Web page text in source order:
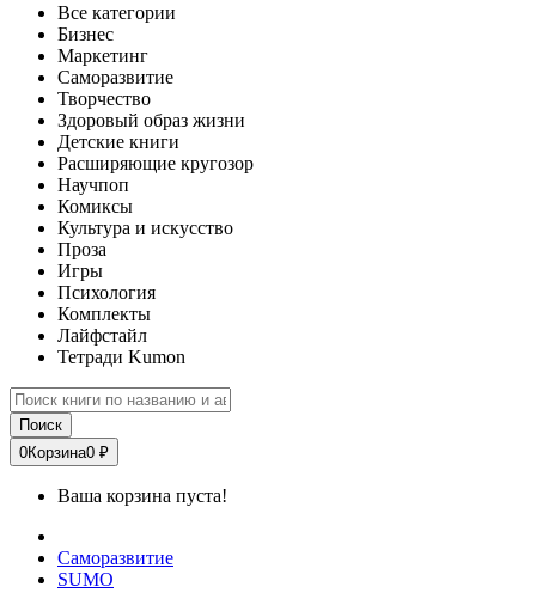
Все категории
Бизнес
Маркетинг
Саморазвитие
Творчество
Здоровый образ жизни
Детские книги
Расширяющие кругозор
Научпоп
Комиксы
Культура и искусство
Проза
Игры
Психология
Комплекты
Лайфстайл
Тетради Kumon
Поиск
0Корзина0 ₽
Ваша корзина пуста!
Саморазвитие
SUMO